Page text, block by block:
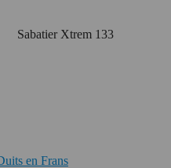
Sabatier Xtrem 133
en Frans